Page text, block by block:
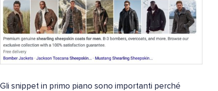
Gli snippet in primo piano sono importanti perché